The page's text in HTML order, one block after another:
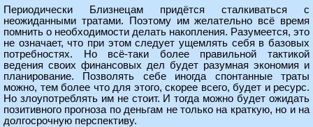
Периодически Близнецам придётся сталкиваться с
неожиданными тратами. Поэтому им желательно всё время
помнить о необходимости делать накопления. Разумеется, это
не означает, что при этом следует ущемлять себя в базовых
потребностях. Но всё-таки более правильной тактикой
ведения своих финансовых дел будет разумная экономия и
планирование. Позволять себе иногда спонтанные траты
можно, тем более что для этого, скорее всего, будет и ресурс.
Но злоупотреблять им не стоит. И тогда можно будет ожидать
позитивного прогноза по деньгам не только на краткую, но и на
долгосрочную перспективу.